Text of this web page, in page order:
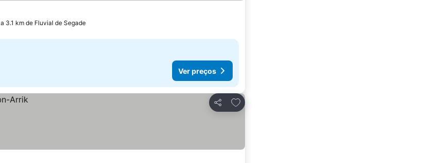
a 3.1 km de Fluvial de Segade
Ver preços
Partilhar
Adicionar aos favoritos